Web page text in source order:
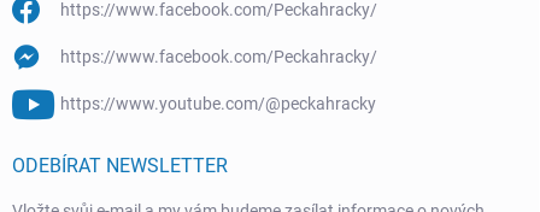
https://www.facebook.com/Peckahracky/
https://www.facebook.com/Peckahracky/
https://www.youtube.com/@peckahracky
ODEBÍRAT NEWSLETTER